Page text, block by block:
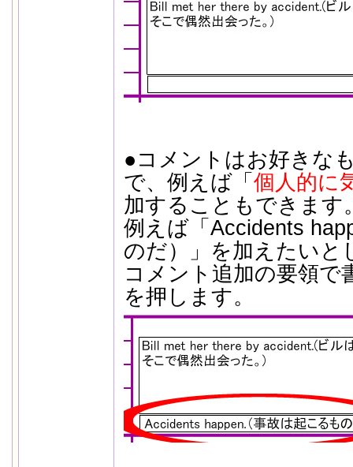
●コメントはお好きな
で、例えば「 個人的に
加することもできます
例えば「Accidents
のだ）」を加えたいと
コメント追加の要領で
を押します。